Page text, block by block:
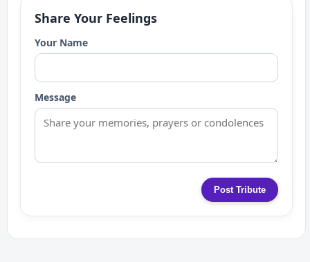
Share Your Feelings
Your Name
Message
Post Tribute